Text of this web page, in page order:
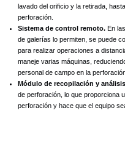
lavado del orificio y la retirada,
perforación.
Sistema de control remoto. En
de galerías lo permiten, se puede
para realizar operaciones a
maneje varias máquinas,
personal de campo en la
Módulo de recopilación y
de perforación, lo que proporciona
perforación y hace que el equipo